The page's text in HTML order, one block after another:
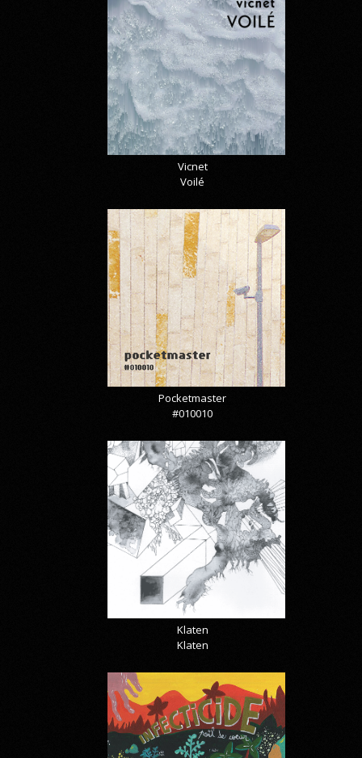
Vicnet
Voilé
Pocketmaster
#010010
Klaten
Klaten